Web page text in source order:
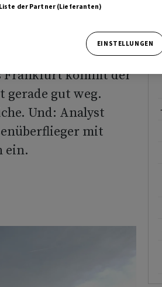
Frankfurt kommt der
gut weg.
Und: Analyst
mit
ein.
Liste der Partner (Lieferanten)
EINSTELLUNGEN